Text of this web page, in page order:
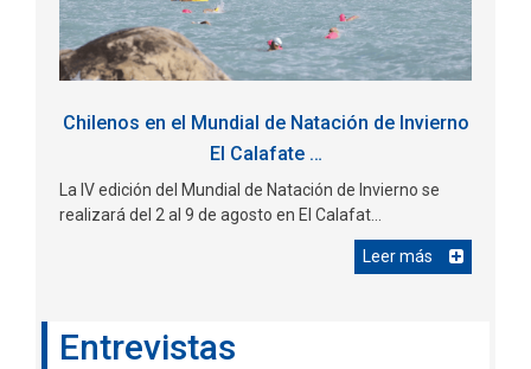
Chilenos en el Mundial de Natación de Invierno
El Calafate …
La IV edición del Mundial de Natación de Invierno se
realizará del 2 al 9 de agosto en El Calafat...
Leer más
Entrevistas